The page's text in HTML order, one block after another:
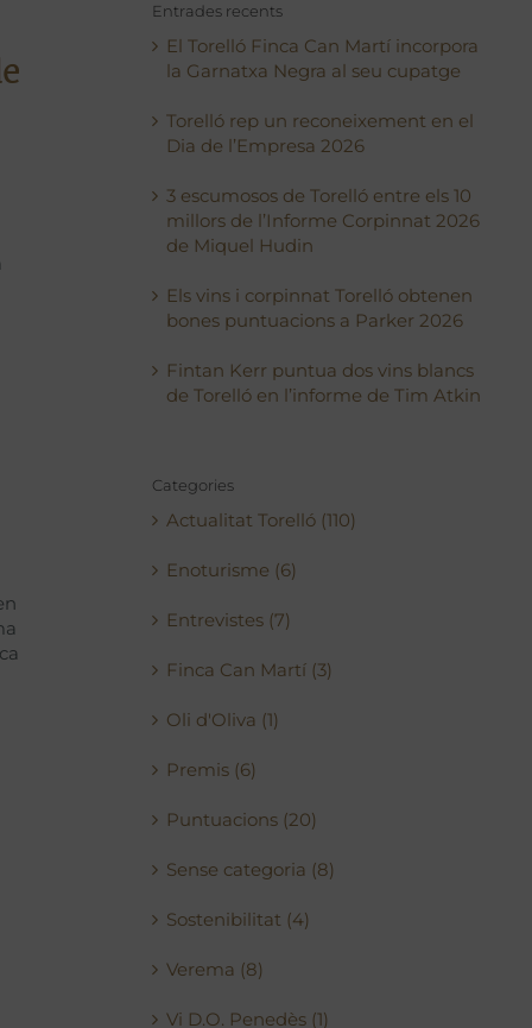
Entrades recents
El Torelló Finca Can Martí incorpora
la Garnatxa Negra al seu cupatge
Torelló rep un reconeixement en el
Dia de l’Empresa 2026
3 escumosos de Torelló entre els 10
millors de l’Informe Corpinnat 2026
de Miquel Hudin
Els vins i corpinnat Torelló obtenen
bones puntuacions a Parker 2026
Fintan Kerr puntua dos vins blancs
de Torelló en l’informe de Tim Atkin
Categories
Actualitat Torelló (110)
Enoturisme (6)
Entrevistes (7)
Finca Can Martí (3)
Oli d'Oliva (1)
Premis (6)
Puntuacions (20)
Sense categoria (8)
Sostenibilitat (4)
Verema (8)
Vi D.O. Penedès (1)